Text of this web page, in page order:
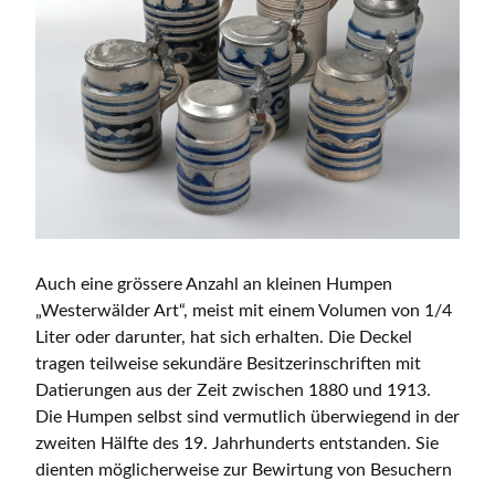
Auch eine grössere Anzahl an kleinen Humpen
„Westerwälder Art“, meist mit einem Volumen von 1/4
Liter oder darunter, hat sich erhalten. Die Deckel
tragen teilweise sekundäre Besitzerinschriften mit
Datierungen aus der Zeit zwischen 1880 und 1913.
Die Humpen selbst sind vermutlich überwiegend in der
zweiten Hälfte des 19. Jahrhunderts entstanden. Sie
dienten möglicherweise zur Bewirtung von Besuchern